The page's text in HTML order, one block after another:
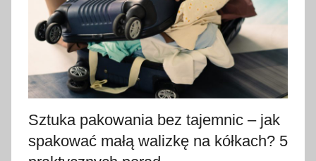
d
2
0
2
Sztuka pakowania bez tajemnic – jak
spakować małą walizkę na kółkach? 5